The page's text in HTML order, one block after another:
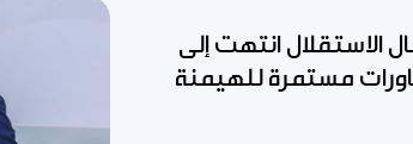
الاستقلال انتهت إلى
مستمرة للهيمنة